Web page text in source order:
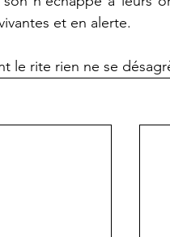
et en alerte.
le rite rien ne se